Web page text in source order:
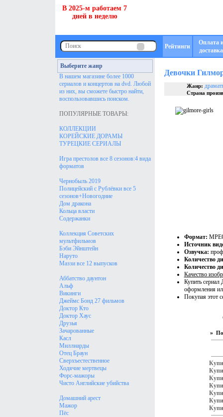
В 2025-м работаем 7
дней в неделю
Рейтинги
Оплата
доставка
Выберите жанр
В нашем магазине более 1000
сериалов и концертов на dvd. Любой
из них, вы сможете быстро найти,
воспользовавшись поиском.
ПОПУЛЯРНЫЕ ТОВАРЫ:
КОЛЛЕКЦИИ
КОРЕЙСКИЕ ДОРАМЫ
ТУРЕЦКИЕ СЕРИАЛЫ
Игра престолов все 8 сезонов:4 вида
форматов
Чернобыль 2019
Полицейский с Рублёвки все 5
сезонов+Новогодние
Дом дракона
Кольца власти
Содержанки
Коллекция Советских
мультфильмов
Бэби Эйнштейн
Наруто
Маззи все 12 выпусков
Аббатство даунтон
Альф
Викинги
Джеймс Бонд 27 фильмов
Доктор Кто
Доктор Хаус
Друзья
Зачарованные
Касл
Миллиарды
Отец Браун
Сверхъестественное
Ходячие мертвецы
Форс-мажоры
Чисто Английские убийства
Домашний арест
Мажор
Пёс
Девочки
Жанр:
Страна
Формат:
Источник
Озвучка:
Количество
Количество
Качество
Купить
оформления
Покупая этот
»